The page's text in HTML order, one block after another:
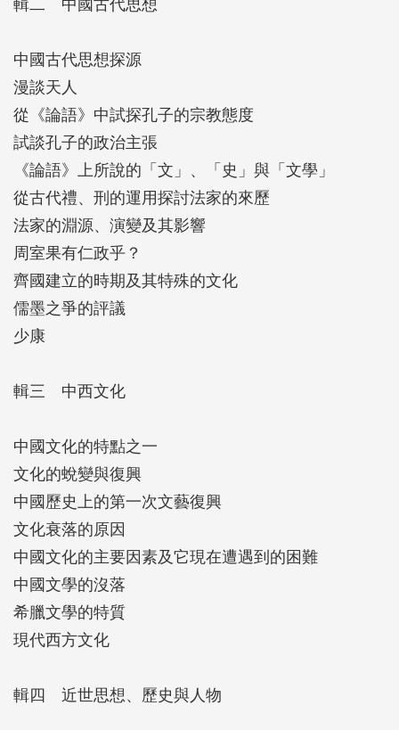
輯二 中國古代思想
中國古代思想探源
漫談天人
從《論語》中試探孔子的宗教態度
試談孔子的政治主張
《論語》上所說的「文」、「史」與「文學」
從古代禮、刑的運用探討法家的來歷
法家的淵源、演變及其影響
周室果有仁政乎？
齊國建立的時期及其特殊的文化
儒墨之爭的評議
少康
輯三 中西文化
中國文化的特點之一
文化的蛻變與復興
中國歷史上的第一次文藝復興
文化衰落的原因
中國文化的主要因素及它現在遭遇到的困難
中國文學的沒落
希臘文學的特質
現代西方文化
輯四 近世思想、歷史與人物